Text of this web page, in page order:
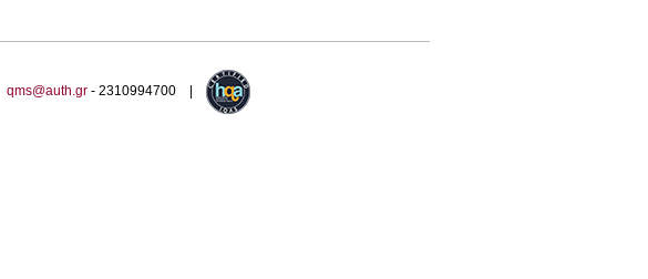
qms@auth.gr- 2310994700 |